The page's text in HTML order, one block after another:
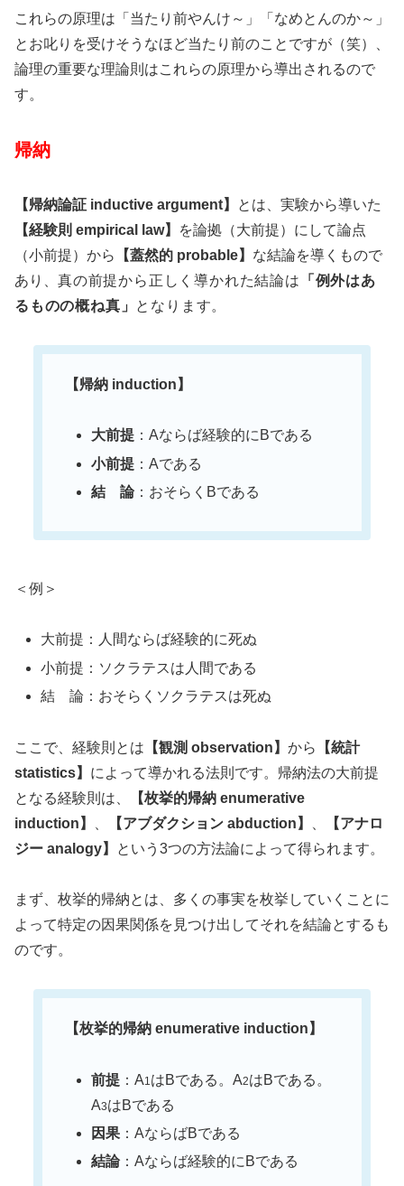
これらの原理は「当たり前やんけ～」「なめとんのか～」
とお叱りを受けそうなほど当たり前のことですが（笑）、
論理の重要な理論則はこれらの原理から導出されるので
す。
帰納
【帰納論証 inductive argument】
とは、実験から導いた
【経験則 empirical law】
を論拠（大前提）にして論点
（小前提）から
【蓋然的 probable】 な結論を導くもので
あり、 真の前提から正しく導かれた結論は
「例外はあ
るものの概ね真」 となります。
【帰納 induction】
大前提：Aならば経験的にBである
小前提：Aである
結 論：おそらくBである
＜例＞
大前提：人間ならば経験的に死ぬ
小前提：ソクラテスは人間である
結 論：おそらくソクラテスは死ぬ
ここで、経験則とは 【観測 observation】 から
【統計
statistics】 によって導かれる法則です。帰納法の大前提
となる経験則は、
【枚挙的帰納 enumerative
induction】
【アブダクション abduction】
【アナロ
ジー analogy】
という3つの方法論によって得られます。
まず、枚挙的帰納とは、多くの事実を枚挙していくことに
よって特定の因果関係を見つけ出してそれを結論とするも
のです。
【枚挙的帰納 enumerative induction】
前提：A1はBである。A2はBである。
A3はBである
因果：AならばBである
結論：Aならば経験的にBである